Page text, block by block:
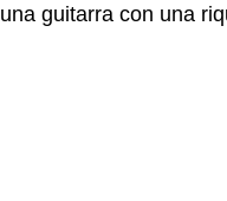
una guitarra con una